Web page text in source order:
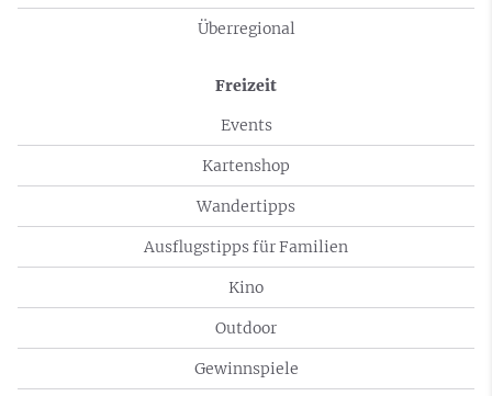
Überregional
Freizeit
Events
Kartenshop
Wandertipps
Ausflugstipps für Familien
Kino
Outdoor
Gewinnspiele